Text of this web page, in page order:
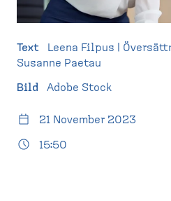
s
i
a
e
s
k
)
Text
Leena Filpus |
Susanne Paetau
Bild Adobe Stock
21 November 2023
15:50